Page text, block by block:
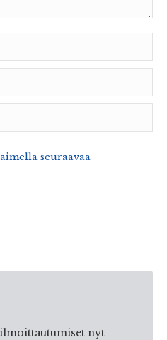
seuraavaa
nyt